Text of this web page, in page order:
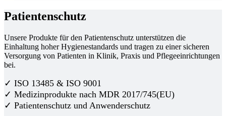
Patientenschutz
Unsere Produkte für den Patientenschutz unterstützen die
Einhaltung hoher Hygienestandards und tragen zu einer sicheren
Versorgung von Patienten in Klinik, Praxis und Pflegeeinrichtungen
bei.
✓ ISO 13485 & ISO 9001
✓ Medizinprodukte nach MDR 2017/745(EU)
✓ Patientenschutz und Anwenderschutz